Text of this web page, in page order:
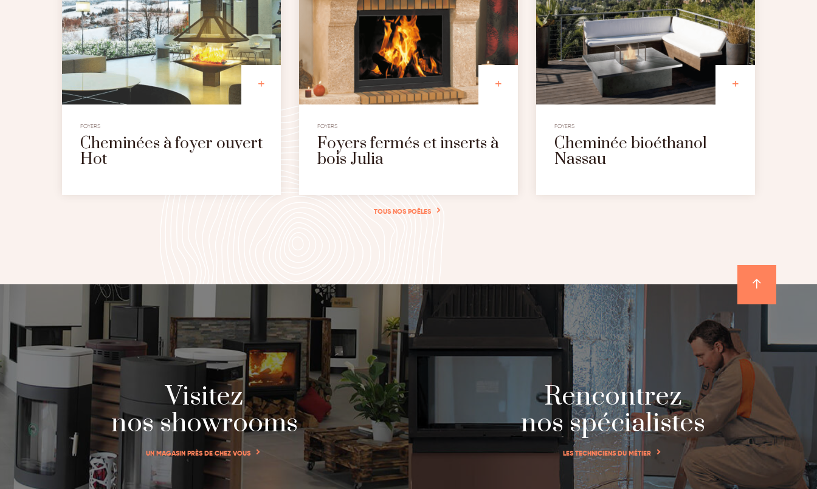
FOYERS
Cheminées à foyer ouvert
Hot
FOYERS
Foyers fermés et inserts à
bois Julia
FOYERS
Cheminée bioéthanol
Nassau
TOUS NOS POÊLES
Visitez
nos showrooms
UN MAGASIN PRÈS DE CHEZ VOUS
Rencontrez
nos spécialistes
LES TECHNICIENS DU MÉTIER